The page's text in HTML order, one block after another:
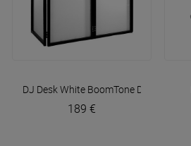
DJ Desk White BoomTone DJ
189 €